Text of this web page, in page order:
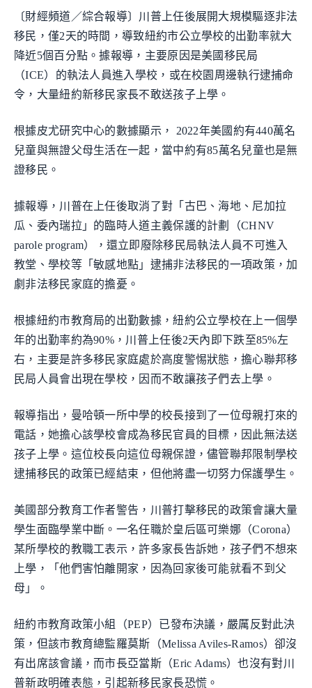
〔財經頻道／綜合報導〕川普上任後展開大規模驅逐非法
移民，僅2天的時間，導致紐約市公立學校的出勤率就大
降近5個百分點。據報導，主要原因是美國移民局
（ICE）的執法人員進入學校，或在校園周邊執行逮捕命
令，大量紐約新移民家長不敢送孩子上學。
根據皮尤研究中心的數據顯示， 2022年美國約有440萬名
兒童與無證父母生活在一起，當中約有85萬名兒童也是無
證移民。
據報導，川普在上任後取消了對「古巴、海地、尼加拉
瓜、委內瑞拉」的臨時人道主義保護的計劃（CHNV
parole program），還立即廢除移民局執法人員不可進入
教堂、學校等「敏感地點」逮捕非法移民的一項政策，加
劇非法移民家庭的擔憂。
根據紐約市教育局的出勤數據，紐約公立學校在上一個學
年的出勤率約為90%，川普上任後2天內即下跌至85%左
右，主要是許多移民家庭處於高度警惕狀態，擔心聯邦移
民局人員會出現在學校，因而不敢讓孩子們去上學。
報導指出，曼哈頓一所中學的校長接到了一位母親打來的
電話，她擔心該學校會成為移民官員的目標，因此無法送
孩子上學。這位校長向這位母親保證，儘管聯邦限制學校
逮捕移民的政策已經結束，但他將盡一切努力保護學生。
美國部分教育工作者警告，川普打擊移民的政策會讓大量
學生面臨學業中斷。一名任職於皇后區可樂娜（Corona）
某所學校的教職工表示，許多家長告訴她，孩子們不想來
上學，「他們害怕離開家，因為回家後可能就看不到父
母」。
紐約市教育政策小組（PEP）已發布決議，嚴厲反對此決
策，但該市教育總監羅莫斯（Melissa Aviles-Ramos）卻沒
有出席該會議，而市長亞當斯（Eric Adams）也沒有對川
普新政明確表態，引起新移民家長恐慌。